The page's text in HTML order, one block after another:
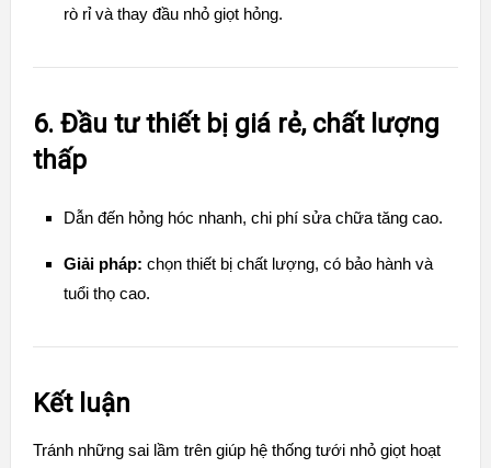
rò rỉ và thay đầu nhỏ giọt hỏng.
6. Đầu tư thiết bị giá rẻ, chất lượng
thấp
Dẫn đến hỏng hóc nhanh, chi phí sửa chữa tăng cao.
Giải pháp: chọn thiết bị chất lượng, có bảo hành và
tuổi thọ cao.
Kết luận
Tránh những sai lầm trên giúp hệ thống tưới nhỏ giọt hoạt